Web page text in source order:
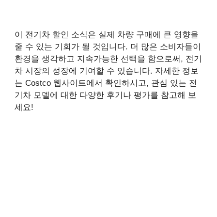
이 전기차 할인 소식은 실제 차량 구매에 큰 영향을
줄 수 있는 기회가 될 것입니다. 더 많은 소비자들이
환경을 생각하고 지속가능한 선택을 함으로써, 전기
차 시장의 성장에 기여할 수 있습니다. 자세한 정보
는 Costco 웹사이트에서 확인하시고, 관심 있는 전
기차 모델에 대한 다양한 후기나 평가를 참고해 보
세요!